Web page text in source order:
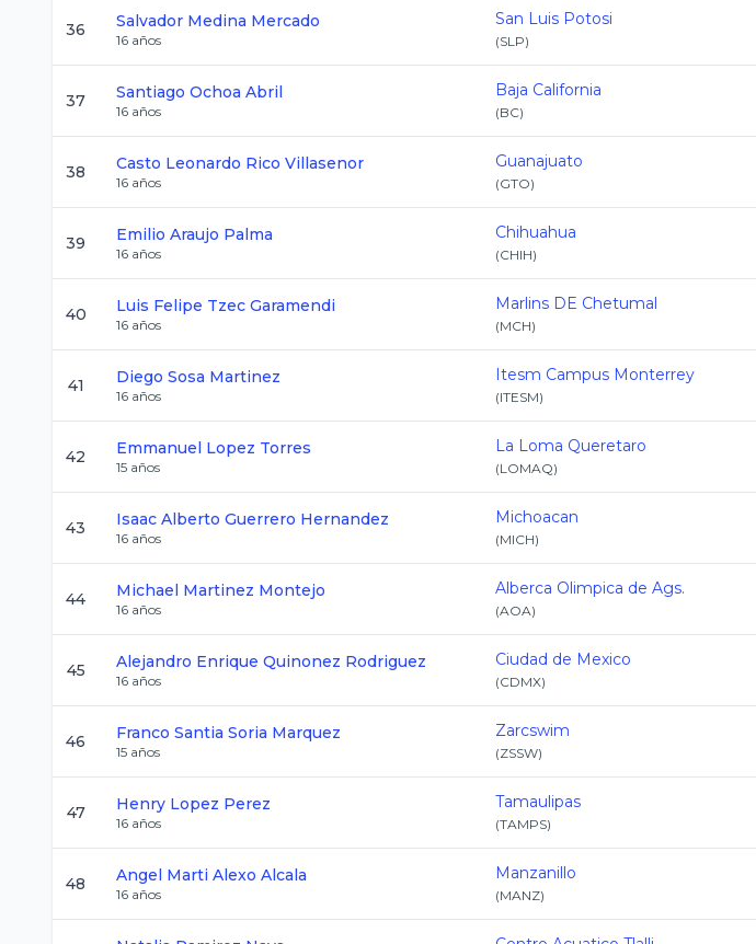
36 Salvador Medina Mercado
16 años
San Luis Potosi
(SLP)
37 Santiago Ochoa Abril
16 años
Baja California
(BC)
38 Casto Leonardo Rico Villasenor
16 años
Guanajuato
(GTO)
39 Emilio Araujo Palma
16 años
Chihuahua
(CHIH)
40 Luis Felipe Tzec Garamendi
16 años
Marlins DE Chetumal
(MCH)
41 Diego Sosa Martinez
16 años
Itesm Campus Monterrey
(ITESM)
42 Emmanuel Lopez Torres
15 años
La Loma Queretaro
(LOMAQ)
43 Isaac Alberto Guerrero Hernandez
16 años
Michoacan
(MICH)
44 Michael Martinez Montejo
16 años
Alberca Olimpica de Ags.
(AOA)
45 Alejandro Enrique Quinonez Rodriguez
16 años
Ciudad de Mexico
(CDMX)
46 Franco Santia Soria Marquez
15 años
Zarcswim
(ZSSW)
47 Henry Lopez Perez
16 años
Tamaulipas
(TAMPS)
48 Angel Marti Alexo Alcala
16 años
Manzanillo
(MANZ)